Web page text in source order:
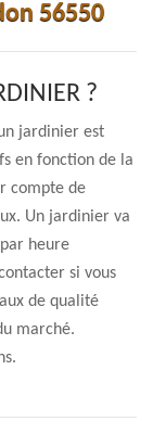
56550
?
jardinier est
en fonction de la
compte de
Un jardinier va
heure
si vous
de qualité
marché.